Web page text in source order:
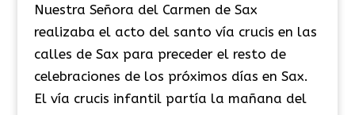
Nuestra Señora del Carmen de Sax
realizaba el acto del santo vía crucis en las
calles de Sax para preceder el resto de
celebraciones de los próximos días en Sax.
El vía crucis infantil partía la mañana del